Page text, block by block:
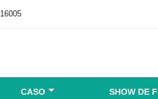
CASO SHOW DE